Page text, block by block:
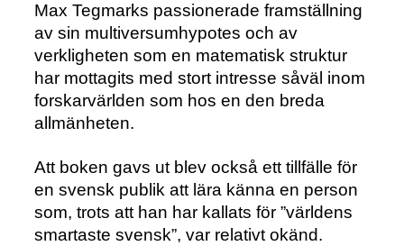
Max Tegmarks passionerade framställning
av sin multiversumhypotes och av
verkligheten som en matematisk struktur
har mottagits med stort intresse såväl inom
forskarvärlden som hos en den breda
allmänheten.
Att boken gavs ut blev också ett tillfälle för
en svensk publik att lära känna en person
som, trots att han har kallats för ”världens
smartaste svensk”, var relativt okänd.